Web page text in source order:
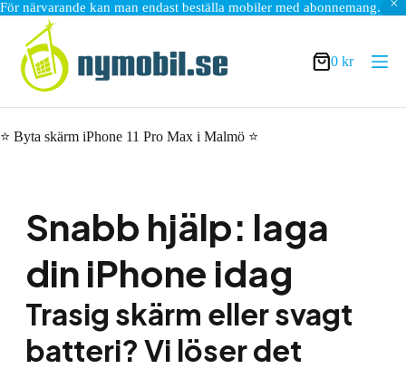
För närvarande kan man endast beställa mobiler med abonnemang.
innehåll
Varukorg
0 kr
⭐ Byta skärm iPhone 11 Pro Max i Malmö ⭐
Snabb hjälp: laga
din iPhone idag
Trasig skärm eller svagt
batteri? Vi löser det